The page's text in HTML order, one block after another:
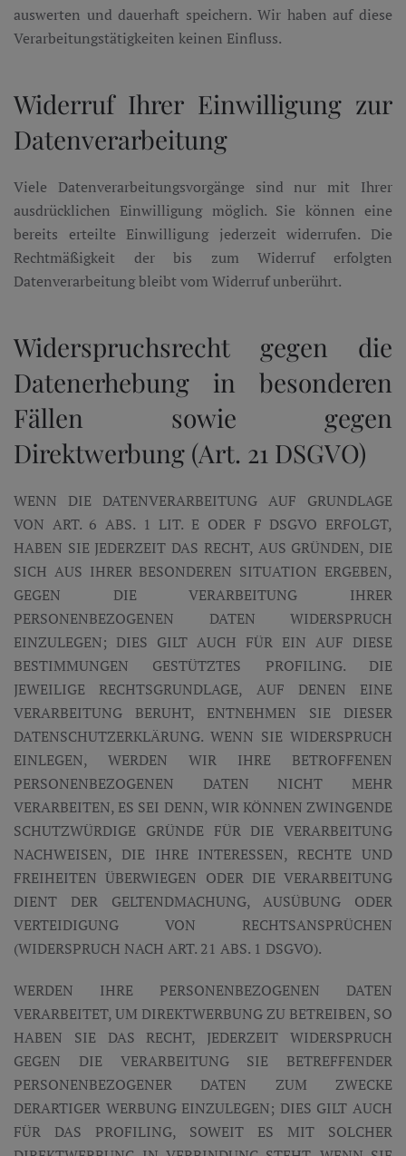
auswerten und dauerhaft speichern. Wir haben auf diese
Verarbeitungstätigkeiten keinen Einfluss.
Widerruf Ihrer Einwilligung zur
Datenverarbeitung
Viele Datenverarbeitungsvorgänge sind nur mit Ihrer
ausdrücklichen Einwilligung möglich. Sie können eine
bereits erteilte Einwilligung jederzeit widerrufen. Die
Rechtmäßigkeit der bis zum Widerruf erfolgten
Datenverarbeitung bleibt vom Widerruf unberührt.
Widerspruchsrecht gegen die
Datenerhebung in besonderen
Fällen sowie gegen
Direktwerbung (Art. 21 DSGVO)
WENN DIE DATENVERARBEITUNG AUF GRUNDLAGE
VON ART. 6 ABS. 1 LIT. E ODER F DSGVO ERFOLGT,
HABEN SIE JEDERZEIT DAS RECHT, AUS GRÜNDEN, DIE
SICH AUS IHRER BESONDEREN SITUATION ERGEBEN,
GEGEN DIE VERARBEITUNG IHRER
PERSONENBEZOGENEN DATEN WIDERSPRUCH
EINZULEGEN; DIES GILT AUCH FÜR EIN AUF DIESE
BESTIMMUNGEN GESTÜTZTES PROFILING. DIE
JEWEILIGE RECHTSGRUNDLAGE, AUF DENEN EINE
VERARBEITUNG BERUHT, ENTNEHMEN SIE DIESER
DATENSCHUTZERKLÄRUNG. WENN SIE WIDERSPRUCH
EINLEGEN, WERDEN WIR IHRE BETROFFENEN
PERSONENBEZOGENEN DATEN NICHT MEHR
VERARBEITEN, ES SEI DENN, WIR KÖNNEN ZWINGENDE
SCHUTZWÜRDIGE GRÜNDE FÜR DIE VERARBEITUNG
NACHWEISEN, DIE IHRE INTERESSEN, RECHTE UND
FREIHEITEN ÜBERWIEGEN ODER DIE VERARBEITUNG
DIENT DER GELTENDMACHUNG, AUSÜBUNG ODER
VERTEIDIGUNG VON RECHTSANSPRÜCHEN
(WIDERSPRUCH NACH ART. 21 ABS. 1 DSGVO).
WERDEN IHRE PERSONENBEZOGENEN DATEN
VERARBEITET, UM DIREKTWERBUNG ZU BETREIBEN, SO
HABEN SIE DAS RECHT, JEDERZEIT WIDERSPRUCH
GEGEN DIE VERARBEITUNG SIE BETREFFENDER
PERSONENBEZOGENER DATEN ZUM ZWECKE
DERARTIGER WERBUNG EINZULEGEN; DIES GILT AUCH
FÜR DAS PROFILING, SOWEIT ES MIT SOLCHER